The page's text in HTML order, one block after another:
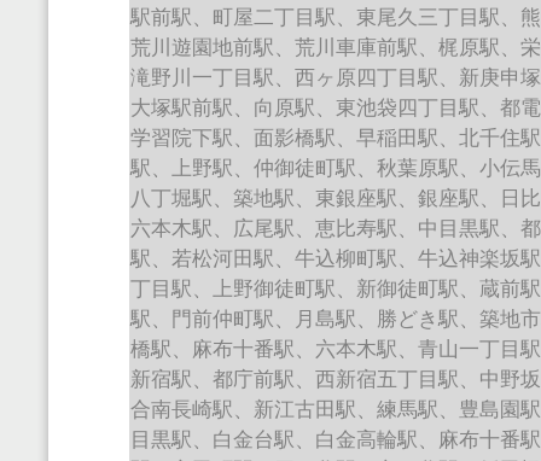
駅前駅、町屋二丁目駅、東尾久三丁目駅、
荒川遊園地前駅、荒川車庫前駅、梶原駅、
滝野川一丁目駅、西ヶ原四丁目駅、新庚申
大塚駅前駅、向原駅、東池袋四丁目駅、都
学習院下駅、面影橋駅、早稲田駅、北千住
駅、上野駅、仲御徒町駅、秋葉原駅、小伝
八丁堀駅、築地駅、東銀座駅、銀座駅、日
六本木駅、広尾駅、恵比寿駅、中目黒駅、
駅、若松河田駅、牛込柳町駅、牛込神楽坂
丁目駅、上野御徒町駅、新御徒町駅、蔵前
駅、門前仲町駅、月島駅、勝どき駅、築地
橋駅、麻布十番駅、六本木駅、青山一丁目
新宿駅、都庁前駅、西新宿五丁目駅、中野
合南長崎駅、新江古田駅、練馬駅、豊島園
目黒駅、白金台駅、白金高輪駅、麻布十番